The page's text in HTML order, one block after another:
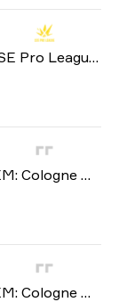
XSE Pro League 2026
IEM: Cologne Major 2026
IEM: Cologne Major 2026